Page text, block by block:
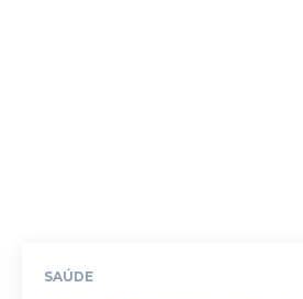
SAÚDE